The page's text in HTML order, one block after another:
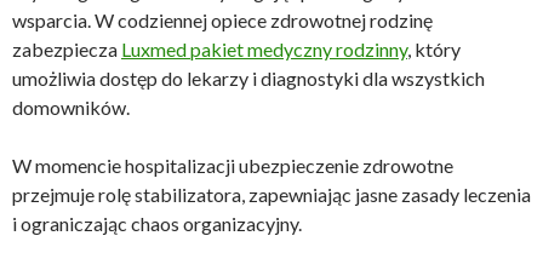
wsparcia. W codziennej opiece zdrowotnej rodzinę
zabezpiecza Luxmed pakiet medyczny rodzinny, który
umożliwia dostęp do lekarzy i diagnostyki dla wszystkich
domowników.
W momencie hospitalizacji ubezpieczenie zdrowotne
przejmuje rolę stabilizatora, zapewniając jasne zasady leczenia
i ograniczając chaos organizacyjny.